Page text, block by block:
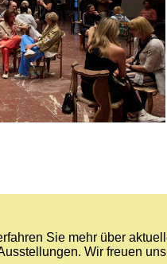
Sie mehr über
Wir freuen